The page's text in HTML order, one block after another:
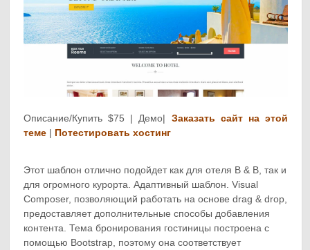
Описание/Купить $75 | Демо| Заказать сайт на этой
теме | Потестировать хостинг
Этот шаблон отлично подойдет как для отеля B & B, так и
для огромного курорта. Адаптивный шаблон. Visual
Composer, позволяющий работать на основе drag & drop,
предоставляет дополнительные способы добавления
контента. Тема бронирования гостиницы построена с
помощью Bootstrap, поэтому она соответствует